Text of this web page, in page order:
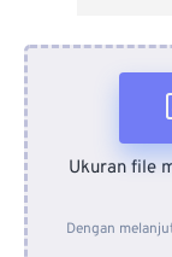
Ukuran file
Dengan